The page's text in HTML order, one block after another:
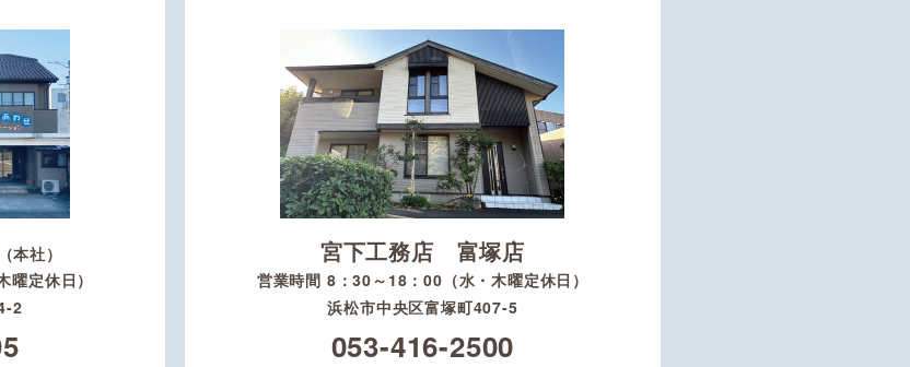
（本社）
定休日）
2
宮下工務店 富塚店
営業時間 8：30～18：00（水・木曜定休日）
浜松市中央区富塚町407-5
053-416-2500